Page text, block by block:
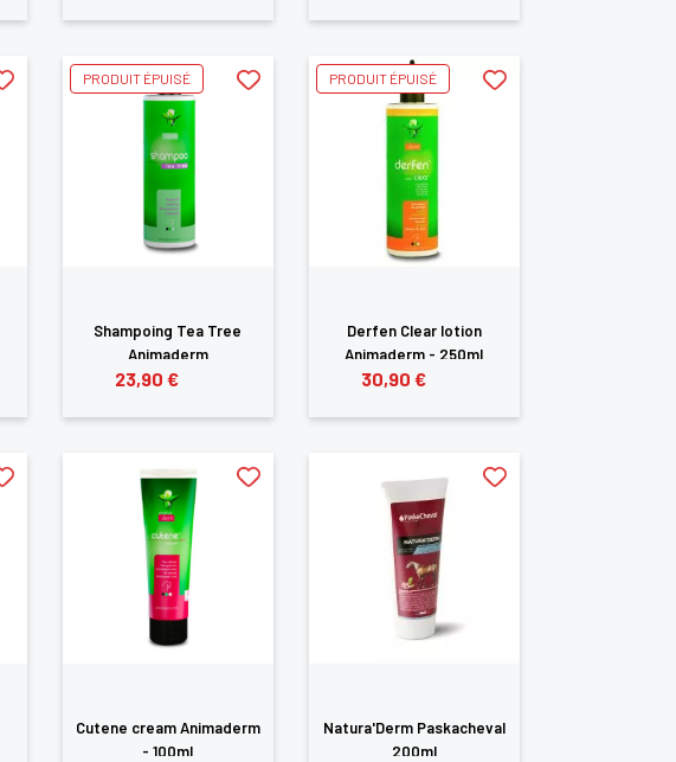
Shampoing Tea Tree
Animaderm
23,90 €
PRODUIT ÉPUISÉ
Derfen Clear lotion
Animaderm - 250ml
30,90 €
PRODUIT ÉPUISÉ
Cutene cream Animaderm
- 100ml
Natura'Derm Paskacheval
200ml